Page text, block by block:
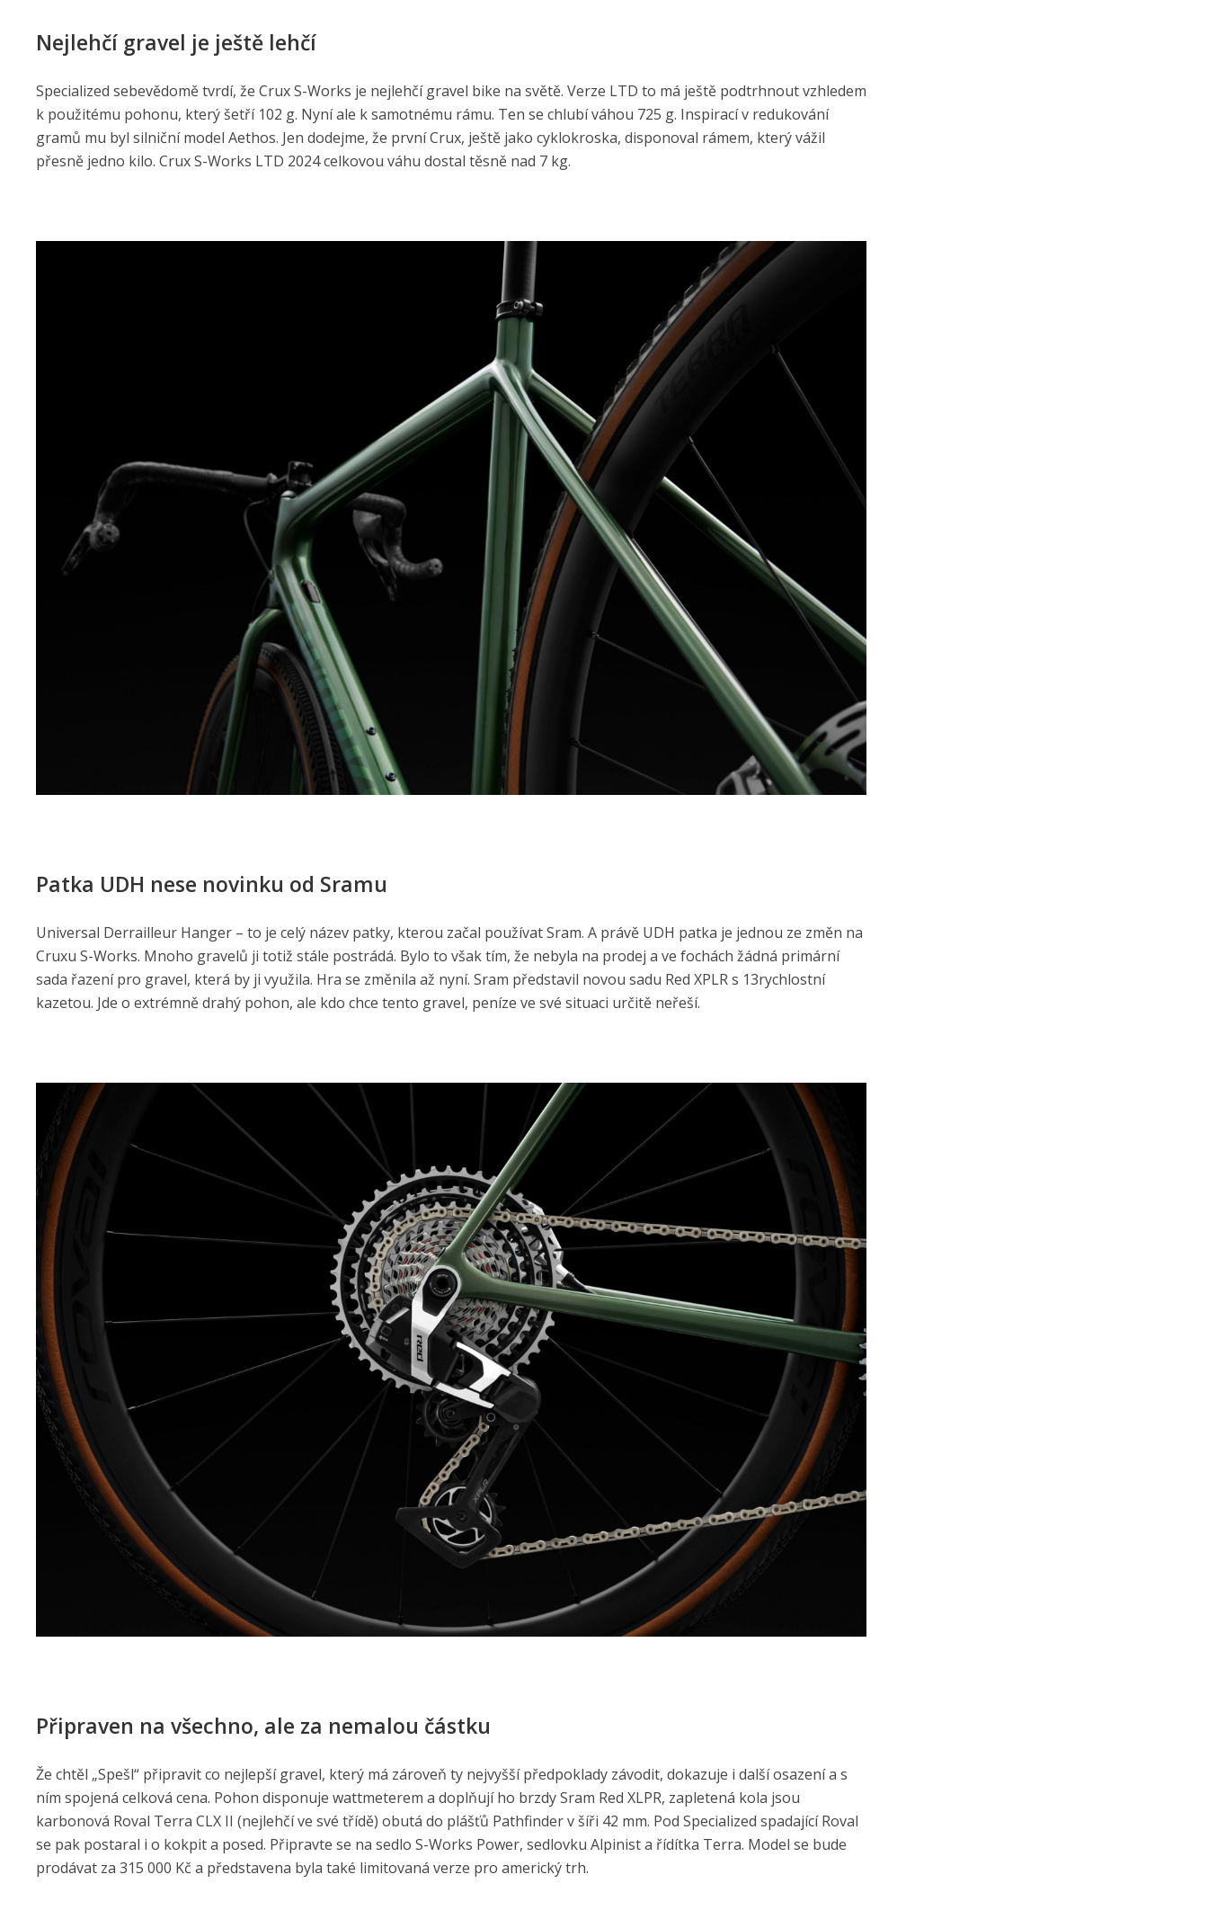
Nejlehčí gravel je ještě lehčí
Specialized sebevědomě tvrdí, že Crux S-Works je nejlehčí gravel bike na světě. Verze LTD to má ještě podtrhnout vzhledem
k použitému pohonu, který šetří 102 g. Nyní ale k samotnému rámu. Ten se chlubí váhou 725 g. Inspirací v redukování
gramů mu byl silniční model Aethos. Jen dodejme, že první Crux, ještě jako cyklokroska, disponoval rámem, který vážil
přesně jedno kilo. Crux S-Works LTD 2024 celkovou váhu dostal těsně nad 7 kg.
Patka UDH nese novinku od Sramu
Universal Derrailleur Hanger – to je celý název patky, kterou začal používat Sram. A právě UDH patka je jednou ze změn na
Cruxu S-Works. Mnoho gravelů ji totiž stále postrádá. Bylo to však tím, že nebyla na prodej a ve fochách žádná primární
sada řazení pro gravel, která by ji využila. Hra se změnila až nyní. Sram představil novou sadu Red XPLR s 13rychlostní
kazetou. Jde o extrémně drahý pohon, ale kdo chce tento gravel, peníze ve své situaci určitě neřeší.
Připraven na všechno, ale za nemalou částku
Že chtěl „Spešl“ připravit co nejlepší gravel, který má zároveň ty nejvyšší předpoklady závodit, dokazuje i další osazení a s
ním spojená celková cena. Pohon disponuje wattmeterem a doplňují ho brzdy Sram Red XLPR, zapletená kola jsou
karbonová Roval Terra CLX II (nejlehčí ve své třídě) obutá do plášťů Pathfinder v šíři 42 mm. Pod Specialized spadající Roval
se pak postaral i o kokpit a posed. Připravte se na sedlo S-Works Power, sedlovku Alpinist a řídítka Terra. Model se bude
prodávat za 315 000 Kč a představena byla také limitovaná verze pro americký trh.